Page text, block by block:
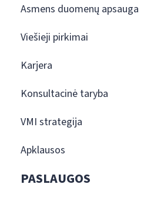
Asmens duomenų apsauga
Viešieji pirkimai
Karjera
Konsultacinė taryba
VMI strategija
Apklausos
PASLAUGOS